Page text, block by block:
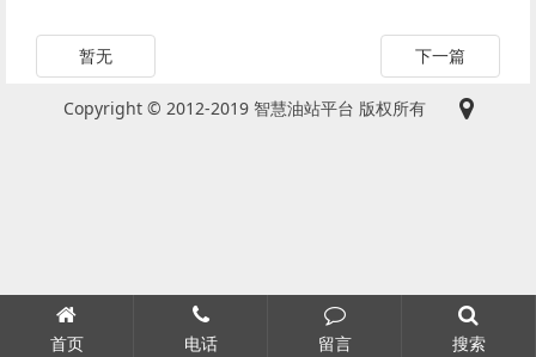
暂无 下一篇
Copyright © 2012-2019 智慧油站平台 版权所有
首页 电话 留言 搜索